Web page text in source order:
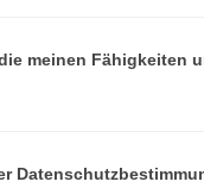
meinen Fähigkeiten